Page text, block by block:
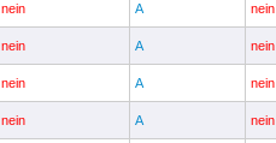
nein A nein
nein A nein
nein A nein
nein A nein